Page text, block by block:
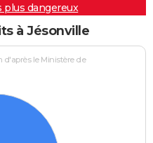
dangereux
à Jésonville
d'après le Ministère de